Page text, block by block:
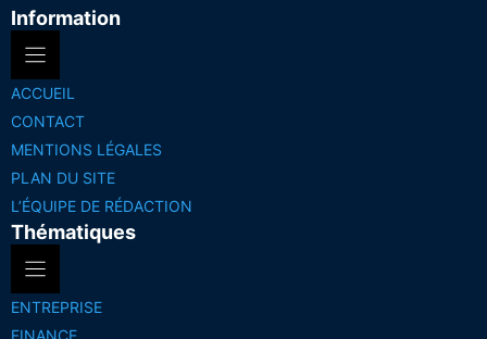
Information
ACCUEIL
CONTACT
MENTIONS LÉGALES
PLAN DU SITE
L’ÉQUIPE DE RÉDACTION
Thématiques
ENTREPRISE
FINANCE